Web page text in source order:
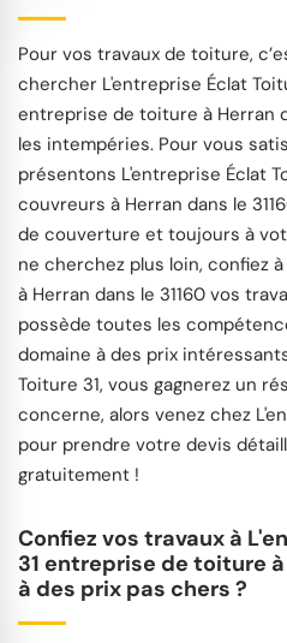
Pour vos travaux de toiture,
chercher L'entreprise Éclat
entreprise de toiture à Herran
les intempéries. Pour vous
présentons L'entreprise Éclat
couvreurs à Herran dans le
de couverture et toujours à
ne cherchez plus loin, confiez
à Herran dans le 31160 vos
possède toutes les
domaine à des prix
Toiture 31, vous gagnerez un
concerne, alors venez chez
pour prendre votre devis
gratuitement !
Confiez vos travaux à
31 entreprise de toiture à
à des prix pas chers ?